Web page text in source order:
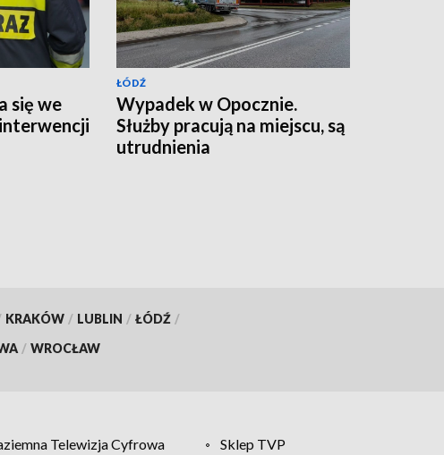
się we
ŁÓDŹ
Wypadek w Opocznie.
Służby pracują na miejscu, są
utrudnienia
KRAKÓW / LUBLIN / ŁÓDŹ /
/ WROCŁAW
Telewizja Cyfrowa Sklep TVP